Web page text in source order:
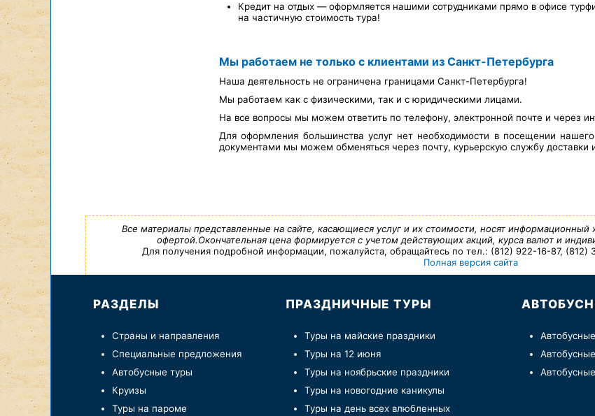
Кредит на отдых — оформляется нашими сотрудниками прямо в офисе
на частичную стоимость тура!
Мы работаем не только с клиентами из Санкт-Петербурга
Наша деятельность не ограничена границами Санкт-Петербурга!
Мы работаем как с физическими, так и с юридическими лицами.
На все вопросы мы можем ответить по телефону, электронной почте и через
Для оформления большинства услуг нет необходимости в посещении
документами мы можем обменяться через почту, курьерскую службу доставки
Все материалы представленные на сайте, касающиеся услуг и их стоимости, носят
офертой.Окончательная цена формируется с учетом действующих акций, курса валют и
Для получения подробной информации, пожалуйста, обращайтесь по тел.: (812) 922-16-87, (812)
Полная версия сайта
РАЗДЕЛЫ
Страны и направления
Специальные предложения
Автобусные туры
Круизы
Туры на пароме
ПРАЗДНИЧНЫЕ ТУРЫ
Туры на майские праздники
Туры на 12 июня
Туры на ноябрьские праздники
Туры на новогодние каникулы
Туры на день всех влюбленных